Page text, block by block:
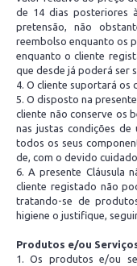
de 14 dias posteriores
pretensão, não
reembolso enquanto os
enquanto o cliente
que desde já poderá ser
4. O cliente suportará os
5. O disposto na
cliente não conserve os
nas justas condições
todos os seus
de, com o devido
6. A presente Cláusula
cliente registado não
tratando-se de
higiene o justifique,
Produtos e/ou
1. Os produtos e/ou